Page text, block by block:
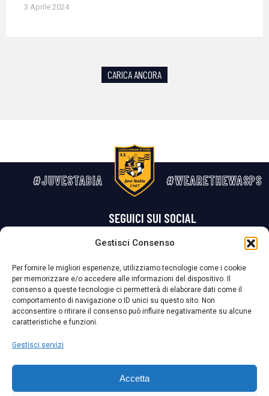
Gestisci Consenso
Per fornire le migliori esperienze, utilizziamo tecnologie come i cookie
per memorizzare e/o accedere alle informazioni del dispositivo. Il
consenso a queste tecnologie ci permetterà di elaborare dati come il
comportamento di navigazione o ID unici su questo sito. Non
acconsentire o ritirare il consenso può influire negativamente su alcune
caratteristiche e funzioni.
Gestisci servizi
Accetta
3 Aprile 2024
CARICA ANCORA
#JUVESTABIA #WEARETHEWASPS
SEGUICI SUI SOCIAL
La Società ha nominato il Responsabile della Protezione dei Dati Personali (DPO), figura specializzata che vigila sulle modalità adottate dalla
nostra Società per tutelare i Suoi dati personali.